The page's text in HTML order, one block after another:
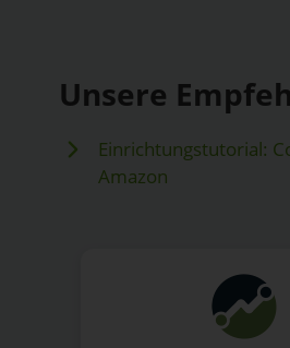
Unsere
Einrichtungstutorial:
Amazon